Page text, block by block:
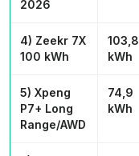
2026
4) Zeekr 7X
100 kWh
103,8
kWh
5) Xpeng
P7+ Long
Range/AWD
74,9
kWh